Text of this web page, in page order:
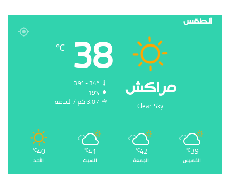
الطقس
‏مراكش
Clear Sky
38
℃
19%
3.07 ‏كم / الساعة
39
℃
الخميس
42
℃
الجمعة
41
℃
السبت
40
℃
الأحد